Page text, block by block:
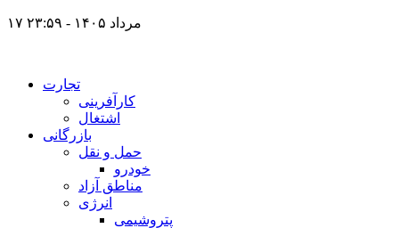
۱۷ مرداد ۱۴۰۵ - ۲۳:۵۹
تجارت
کارآفرینی
اشتغال
بازرگانی
حمل و نقل
خودرو
مناطق آزاد
انرژی
پتروشیمی